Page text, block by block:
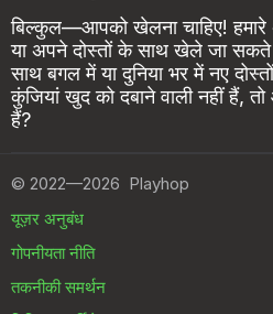
बिल्कुल—आपको खेलना चाहिए!
या अपने दोस्तों के साथ खेले जा
साथ बगल में या दुनिया भर में नए
कुंजियां खुद को दबाने वाली नहीं हैं,
हैं?
© 2022—2026 Playhop
यूज़र अनुबंध
गोपनीयता नीति
तकनीकी समर्थन